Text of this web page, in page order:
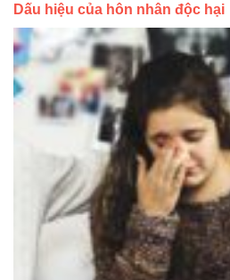
Dấu hiệu của hôn nhân độc hại